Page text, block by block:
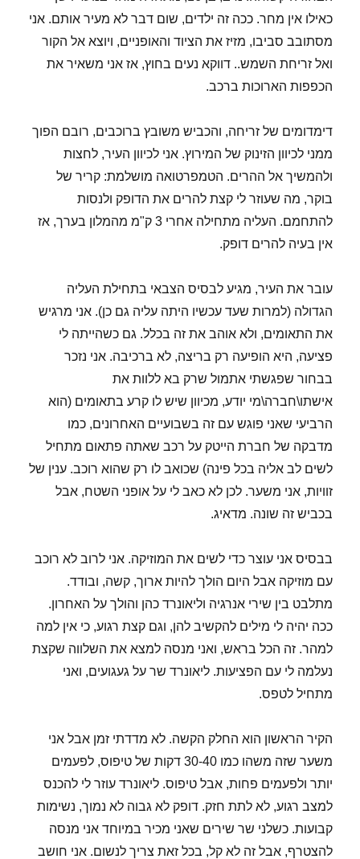
כאילו אין מחר. ככה זה ילדים, שום דבר לא מעיר אותם. אני
מסתובב סביבו, מזיז את הציוד והאופניים, ויוצא אל הקור
ואל זריחת השמש.. דווקא נעים בחוץ, אז אני משאיר את
הכפפות הארוכות ברכב.
דימדומים של זריחה, והכביש משובץ ברוכבים, רובם הפוך
ממני לכיוון הזינוק של המירוץ. אני לכיוון העיר, לחצות
ולהמשיך אל ההרים. הטמפרטואה מושלמת: קריר של
בוקר, מה שעוזר לי קצת להרים את הדופק ולנסות
להתחמם. העליה מתחילה אחרי 3 ק"מ מהמלון בערך, אז
אין בעיה להרים דופק.
עובר את העיר, מגיע לבסיס הצבאי בתחילת העליה
הגדולה (למרות שעד עכשיו היתה עליה גם כן). אני מרגיש
את התאומים, ולא אוהב את זה בכלל. גם כשהייתה לי
פציעה, היא הופיעה רק בריצה, לא ברכיבה. אני נזכר
בבחור שפגשתי אתמול שרק בא ללוות את
אישתו\חברה\מי יודע, מכיוון שיש לו קרע בתאומים (הוא
הרביעי שאני פוגש עם זה בשבועיים האחרונים, כמו
מדבקה של חברת הייטק על רכב שאתה פתאום מתחיל
לשים לב אליה בכל פינה) שכואב לו רק שהוא רוכב. ענין של
זוויות, אני משער. לכן לא כאב לי על אופני השטח, אבל
בכביש זה שונה. מדאיג.
בבסיס אני עוצר כדי לשים את המוזיקה. אני לרוב לא רוכב
עם מוזיקה אבל היום הולך להיות ארוך, קשה, ובודד.
מתלבט בין שירי אנרגיה וליאונרד כהן והולך על האחרון.
ככה יהיה לי מילים להקשיב להן, וגם קצת רגוע, כי אין למה
למהר. זה הכל בראש, ואני מנסה למצא את השלווה שקצת
נעלמה לי עם הפציעות. ליאונרד שר על געגועים, ואני
מתחיל לטפס.
הקיר הראשון הוא החלק הקשה. לא מדדתי זמן אבל אני
משער שזה משהו כמו 30-40 דקות של טיפוס, לפעמים
יותר ולפעמים פחות, אבל טיפוס. ליאונרד עוזר לי להכנס
למצב רגוע, לא לתת חזק. דופק לא גבוה לא נמוך, נשימות
קבועות. כשלני שר שירים שאני מכיר במיוחד אני מנסה
להצטרף, אבל זה לא קל, בכל זאת צריך לנשום. אני חושב